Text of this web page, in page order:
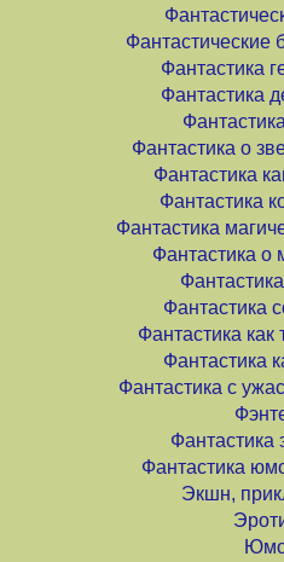
Фантастические
Фантастика
Фантастика
Фантастика о
Фантастика
Фантастика
Фантастика
Фантастика о
Фантастика
Фантастика как
Фантастика
Фантастика с
Фантастика
Фантастика
Экшн,